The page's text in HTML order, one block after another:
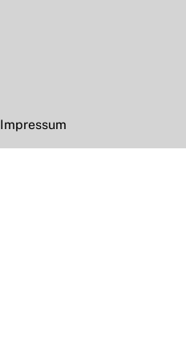
Impressum